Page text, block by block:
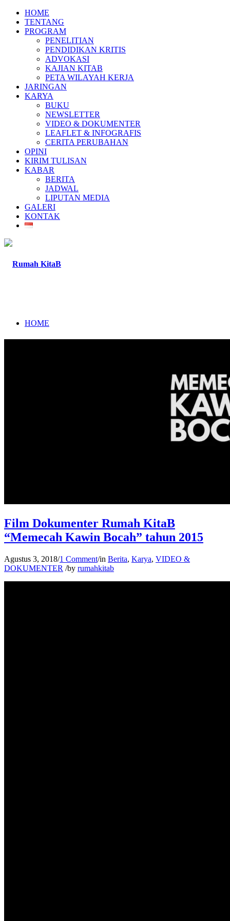
HOME
TENTANG
PROGRAM
PENELITIAN
PENDIDIKAN KRITIS
ADVOKASI
KAJIAN KITAB
PETA WILAYAH KERJA
JARINGAN
KARYA
BUKU
NEWSLETTER
VIDEO & DOKUMENTER
LEAFLET & INFOGRAFIS
CERITA PERUBAHAN
OPINI
KIRIM TULISAN
KABAR
BERITA
JADWAL
LIPUTAN MEDIA
GALERI
KONTAK
HOME
Film Dokumenter Rumah KitaB
“Memecah Kawin Bocah” tahun 2015
Agustus 3, 2018/1 Comment/in Berita, Karya, VIDEO &
DOKUMENTER /by rumahkitab